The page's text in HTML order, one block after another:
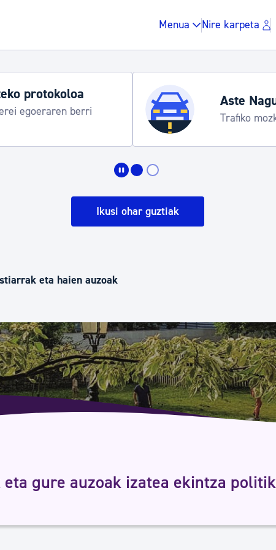
Menua Nire karpeta
Gune publikoa,
Garapen ekonomikoa
Berdintasuna, Giza
Kultura
protokoloa
egoeraren berri
Aste
Trafiko
Ikusi ohar guztiak
eta haien auzoak
gure auzoak izatea ekintza